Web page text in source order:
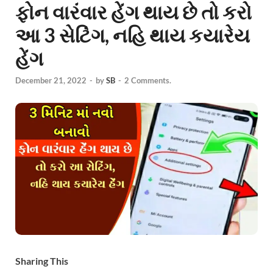
ફોન વારંવાર હેંગ થાય છે તો કરો
આ 3 સેટિંગ, નહિ થાય કયારેય
હેંગ
December 21, 2022 - bySB - 2 Comments.
Sharing This